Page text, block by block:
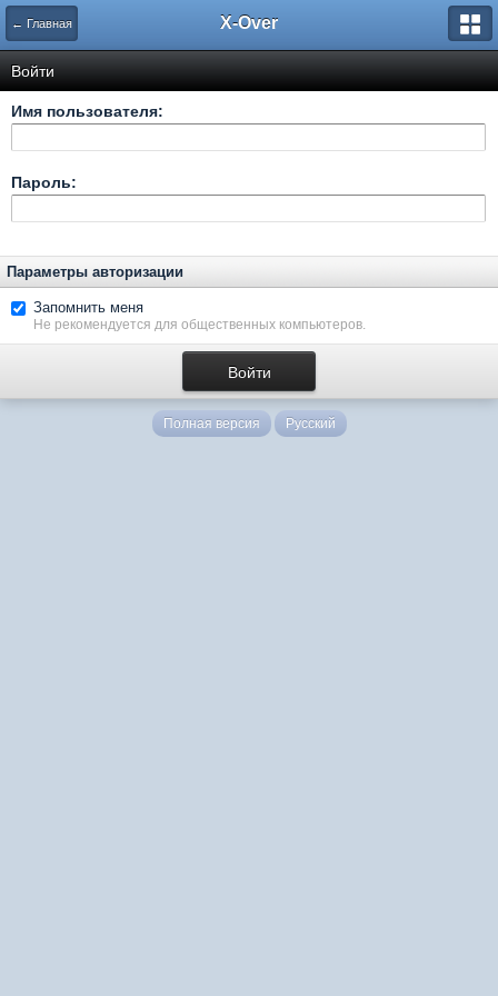
← Главная X-Over
Войти
Имя пользователя:
Пароль:
Параметры авторизации
Запомнить меня
Не рекомендуется для общественных компьютеров.
Полная версия Русский